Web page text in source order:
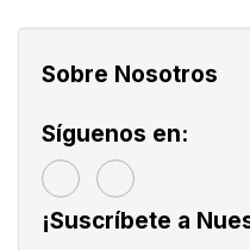
Sobre Nosotros
Síguenos en:
¡Suscríbete a